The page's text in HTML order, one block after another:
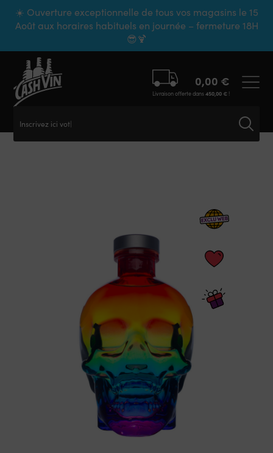
☀️ Ouverture exceptionnelle de tous vos magasins le 15
Août aux horaires habituels en journée – fermeture 18H
😎🍹
Inscrivez ici votre
0,00 €
Livraison offerte dans450,00 €!
Panneau de gestion des cookies